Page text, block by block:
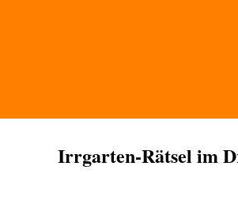
Irrgarten-Rätsel im